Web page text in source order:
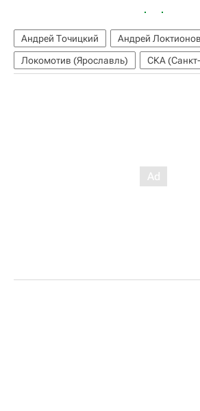
Андрей Точицкий
Андрей Локтионов
Локомотив (Ярославль)
СКА